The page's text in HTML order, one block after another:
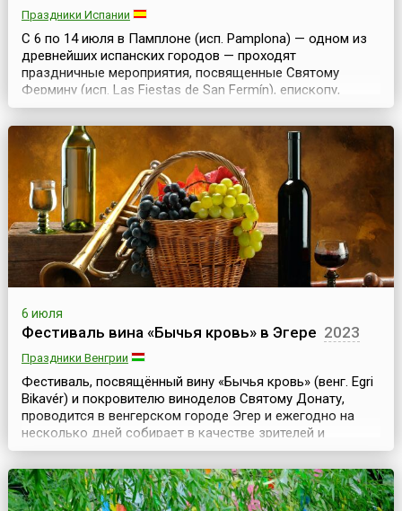
Праздники Испании
С 6 по 14 июля в Памплоне (исп. Pamplona) — одном из
древнейших испанских городов — проходят
праздничные мероприятия, посвященные Святому
Фермину (исп. Las Fiestas de San Fermín), епископу,
жившему в 13 веке и спасшему некогда Памплону от
эпидемии чумы. Являясь поначалу чисто религиозным,
со временем праздник превратился в красочное
народное гуляние. Горожане, одетые в баскскую
национальную од...
6 июля
Фестиваль вина «Бычья кровь» в Эгере 2023
Праздники Венгрии
Фестиваль, посвящённый вину «Бычья кровь» (венг. Egri
Bikavér) и покровителю виноделов Святому Донату,
проводится в венгерском городе Эгер и ежегодно на
несколько дней собирает в качестве зрителей и
участников не одну сотню тысяч туристов.По одной из
легенд, название знаменитого венгерского красного
вина «Бычья кровь» связано со временами турецкого
господства. При турецкой осаде Эгерской крепо...